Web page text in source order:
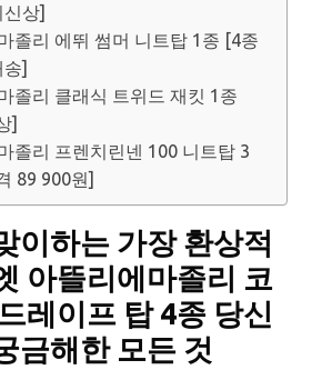
상]
졸리 에뛰 썸머 니트탑 1종 [4종
]
졸리 클래식 트위드 재킷 1종
]
졸리 프렌치린넨 100 니트탑 3
89 900원]
이하는 가장 환상적
아뜰리에마졸리 코
레이프 탑 4종 당신
금해한 모든 것